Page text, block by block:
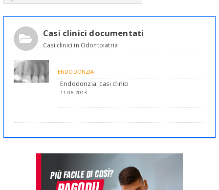
Casi clinici documentati
Casi clinici in Odontoiatria
ENDODONZIA
Endodonzia: casi clinici
11-06-2013